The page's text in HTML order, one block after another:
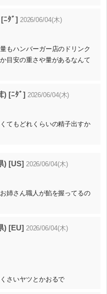
ﾆﾀﾞ] 2026/06/04(木)
もハンバーガー店のドリンク
目安の重さや量があるなんて
) [ﾆﾀﾞ] 2026/06/04(木)
てもどれくらいの精子出すか
) [US] 2026/06/04(木)
姉さん職人が餡を握ってるの
) [EU] 2026/06/04(木)
さいヤツとかおるで